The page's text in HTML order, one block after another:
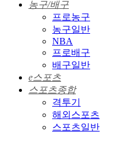
농구/배구
프로농구
농구일반
NBA
프로배구
배구일반
e스포츠
스포츠종합
격투기
해외스포츠
스포츠일반